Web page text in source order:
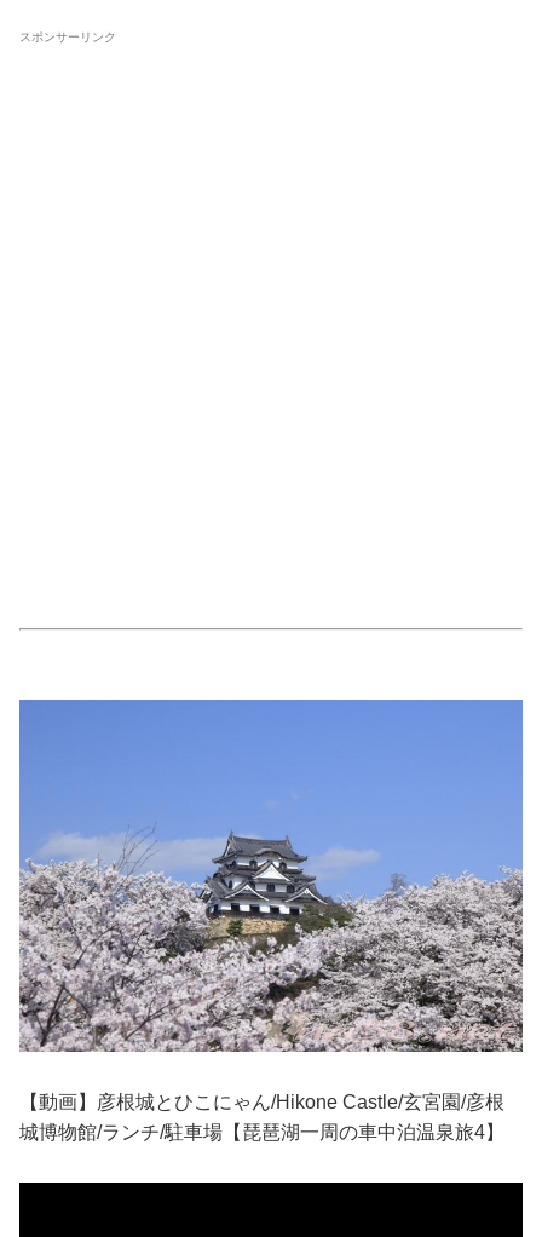
スポンサーリンク
【動画】彦根城とひこにゃん/Hikone Castle/玄宮園/彦根
城博物館/ランチ/駐車場【琵琶湖一周の車中泊温泉旅4】